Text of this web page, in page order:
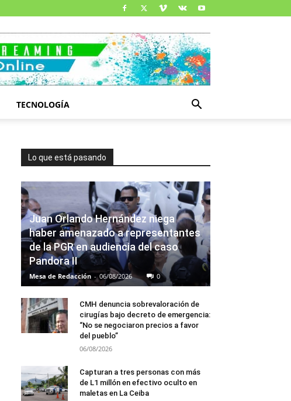
TECNOLOGÍA
Lo que está pasando
Juan Orlando Hernández niega
haber amenazado a representantes
de la PGR en audiencia del caso
Pandora II
Mesa de Redacción - 06/08/2026 0
CMH denuncia sobrevaloración de
cirugías bajo decreto de emergencia:
“No se negociaron precios a favor
del pueblo”
06/08/2026
Capturan a tres personas con más
de L1 millón en efectivo oculto en
maletas en La Ceiba